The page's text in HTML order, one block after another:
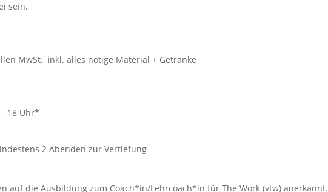
sein.
MwSt., inkl. alles nötige Material + Getränke
18 Uhr*
2 Abenden zur Vertiefung
auf die Ausbildung zum Coach*in/Lehrcoach*in für The Work (vtw) anerkannt.